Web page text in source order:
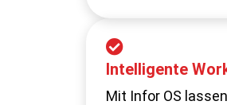
Manuelle,
Genehmigungen,
Intelligente
Mit Infor OS